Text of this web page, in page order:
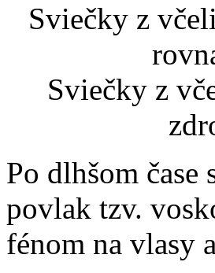
Sviečky z
Sviečky z
Po dlhšom
povlak tzv.
fénom na vlasy